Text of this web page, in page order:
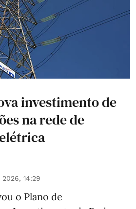
investimento de
na rede de
2026, 14:29
o Plano de